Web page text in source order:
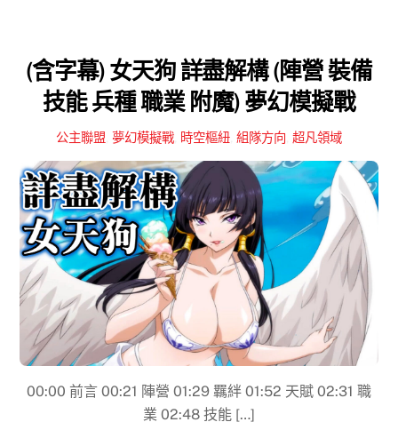
(含字幕) 女天狗 詳盡解構 (陣營 裝備
技能 兵種 職業 附魔) 夢幻模擬戰
公主聯盟 夢幻模擬戰 時空樞紐 組隊方向 超凡領域
00:00​ 前言 00:21 陣營 01:29 羈絆 01:52​ 天賦 02:31 職
業 02:48 技能 […]